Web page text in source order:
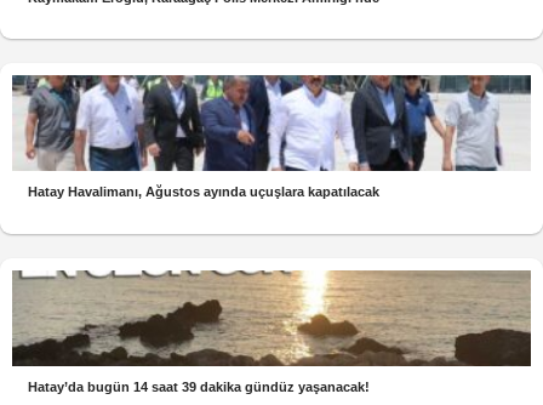
Hatay Havalimanı, Ağustos ayında uçuşlara kapatılacak
Hatay’da bugün 14 saat 39 dakika gündüz yaşanacak!